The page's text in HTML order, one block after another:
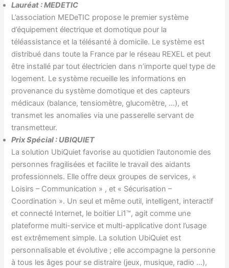
Lauréat : MEDETIC
L’association MEDeTIC propose le premier système
d’équipement électrique et domotique pour la
téléassistance et la télésanté à domicile. Le système est
distribué dans toute la France par le réseau REXEL et peut
être installé par tout électricien dans n’importe quel type de
logement. Le système recueille les informations en
provenance du système domotique et des capteurs
médicaux (balance, tensiomètre, glucomètre, …), et
transmet les anomalies via une passerelle servant de
transmetteur.
Prix Spécial : UBIQUIET
La solution UbiQuiet favorise au quotidien l’autonomie des
personnes fragilisées et facilite le travail des aidants
professionnels. Elle offre deux groupes de services, «
Loisirs – Communication » , et « Sécurisation –
Coordination ». Un seul et même outil, intelligent, interactif
et connecté Internet, le boitier Li1™, agit comme une
plateforme multi-service et multi-applicative dont l’usage
est extrêmement simple. La solution UbiQuiet est
personnalisable et évolutive ; elle accompagne la personne
à tous les âges pour se distraire (jeux, musique, radio …),